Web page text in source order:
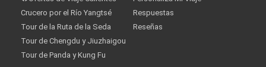
Crucero por el Río Yangtsé
Tour de la Ruta de la Seda
Tour de Chengdu y Jiuzhaigou
Tour de Panda y Kung Fu
Respuestas
Reseñas